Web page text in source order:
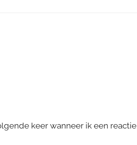
keer wanneer ik een reactie